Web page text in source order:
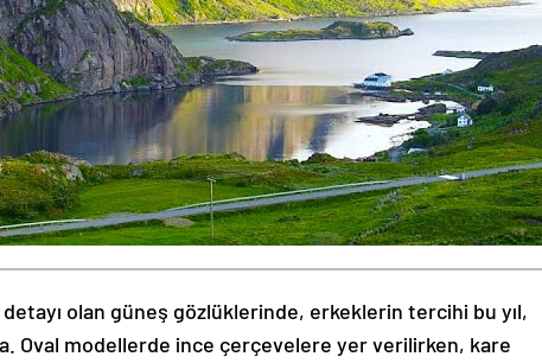
olan güneş gözlüklerinde, erkeklerin tercihi bu yıl,
Oval modellerde ince çerçevelere yer verilirken, kare